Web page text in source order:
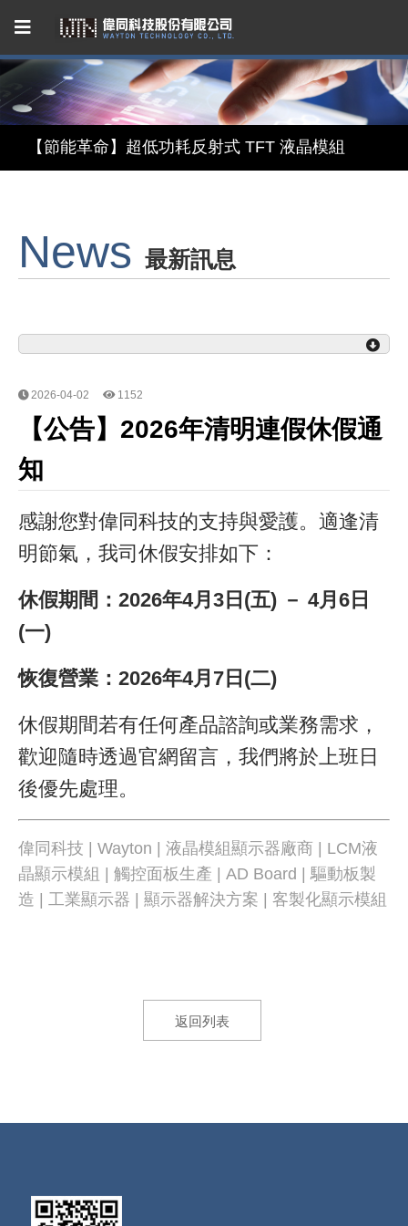
【節能革命】超低功耗反射式 TFT 液晶模組
【節能革命】超低功耗反射式 TFT 液晶模組
News 最新訊息
2026-04-02 1152
【公告】2026年清明連假休假通
知
感謝您對偉同科技的支持與愛護。適逢清
明節氣，我司休假安排如下：
休假期間：2026年4月3日(五) － 4月6日
(一)
恢復營業：2026年4月7日(二)
休假期間若有任何產品諮詢或業務需求，
歡迎隨時透過官網留言，我們將於上班日
後優先處理。
偉同科技 | Wayton | 液晶模組顯示器廠商 | LCM液
晶顯示模組 | 觸控面板生產 | AD Board | 驅動板製
造 | 工業顯示器 | 顯示器解決方案 | 客製化顯示模組
返回列表